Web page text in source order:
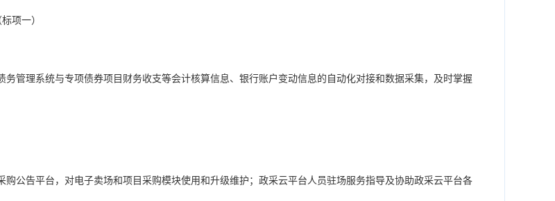
项一）
管理系统与专项债券项目财务收支等会计核算信息、银行账户变动信息的自动化对接和数据采集，及时掌握
公告平台，对电子卖场和项目采购模块使用和升级维护；政采云平台人员驻场服务指导及协助政采云平台各